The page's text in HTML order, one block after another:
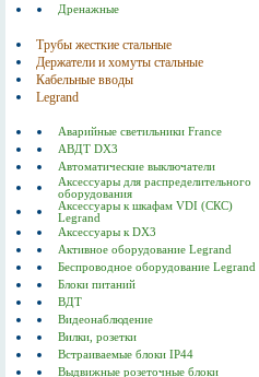
Дренажные
Трубы жесткие стальные
Держатели и хомуты стальные
Кабельные вводы
Legrand
Аварийные светильники France
АВДТ DX3
Автоматические выключатели
Аксессуары для распределительного
оборудования
Аксессуары к шкафам VDI (СКС)
Legrand
Аксессуары к DX3
Активное оборудование Legrand
Беспроводное оборудование Legrand
Блоки питаний
ВДТ
Видеонаблюдение
Вилки, розетки
Встраиваемые блоки IP44
Выдвижные розеточные блоки